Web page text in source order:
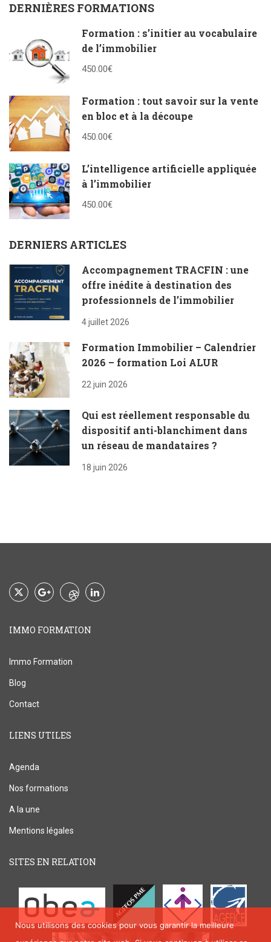
DERNIÈRES FORMATIONS
Formation : s’initier au vocabulaire
de l’immobilier
450.00€
Formation : tout savoir sur la vente
en bloc et à la découpe
450.00€
L’intelligence artificielle appliquée
à l’immobilier
450.00€
DERNIERS ARTICLES
Accompagnement TRACFIN : une
offre inédite à destination des
professionnels de l’immobilier
4 juillet 2026
Formation Immobilier – Calendrier
2026 – formation Loi ALUR
22 juin 2026
Qui est réellement responsable du
dispositif anti-blanchiment dans
un réseau de mandataires ?
18 juin 2026
IMMO FORMATION
Immo Formation
Blog
Contact
LIENS UTILES
Agenda
Nos formations
A la une
Mentions légales
SITES EN RELATION
Nous utilisons des cookies pour vous garantir la meilleure